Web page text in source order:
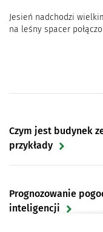
Jesień nadchodzi
na leśny spacer
Czym jest budynek
przykłady
Prognozowanie
inteligencji